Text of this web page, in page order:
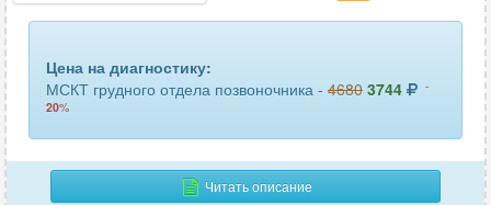
Цена на диагностику:
МСКТ грудного отдела позвоночника - 4680 3744
-
20%
Читать описание